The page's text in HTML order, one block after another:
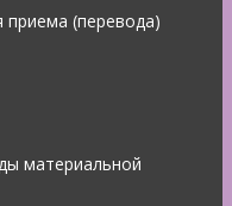
приема (перевода)
материальной